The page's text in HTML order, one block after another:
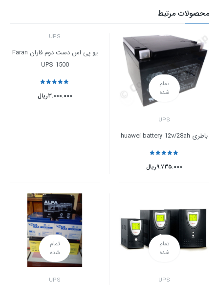
محصولات مرتبط
تمام
شده
UPS
باطری huawei battery 12v/28ah
ریال۹.۷۳۵.۰۰۰
UPS
یو پی اس دست دوم فاران Faran
UPS 1500
ریال۳.۰۰۰.۰۰۰
تمام
شده
UPS
تمام
شده
UPS